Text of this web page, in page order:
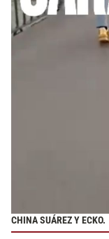
CHINA SUÁREZ Y ECKO.